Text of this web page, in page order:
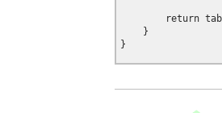
return
    }